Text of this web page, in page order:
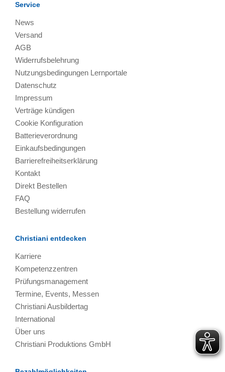
Service
News
Versand
AGB
Widerrufsbelehrung
Nutzungsbedingungen Lernportale
Datenschutz
Impressum
Verträge kündigen
Cookie Konfiguration
Batterieverordnung
Einkaufsbedingungen
Barrierefreiheitserklärung
Kontakt
Direkt Bestellen
FAQ
Bestellung widerrufen
Christiani entdecken
Karriere
Kompetenzzentren
Prüfungsmanagement
Termine, Events, Messen
Christiani Ausbildertag
International
Über uns
Christiani Produktions GmbH